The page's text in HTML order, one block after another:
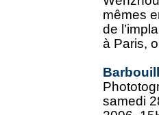
mêmes
de
à Paris,
samedi